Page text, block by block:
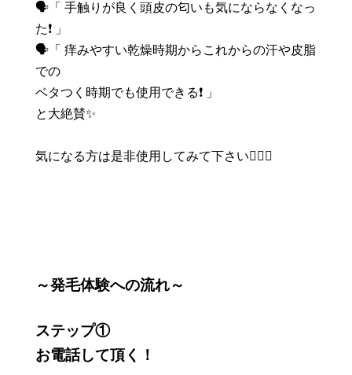
🗣「 手触りが良く頭皮の匂いも気にならなくなっ
た❗️ 」
🗣「 痒みやすい乾燥時期からこれからの汗や皮脂
での
ベタつく時期でも使用できる❗️ 」
と大絶賛✨
気になる方は是非使用してみて下さい🙇🏻‍♀
～発毛体験への流れ～
ステップ①
お電話して頂く！